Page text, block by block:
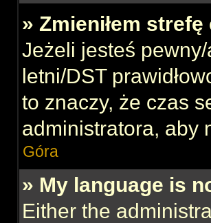
» Zmieniłem
Jeżeli jesteś
letni/DST
to znaczy, że czas
administratora, aby
Góra
» My language is
Either the